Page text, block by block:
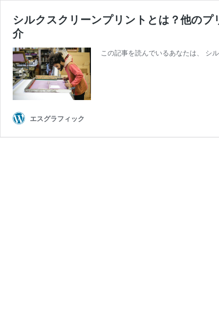
シルクスクリーンプリントとは？他の
介
この記事を読んでいるあなたは、 シ
エスグラフィック